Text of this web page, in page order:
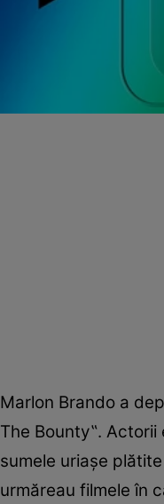
Marlon Brando a
The Bounty‟.
sumele uriașe
urmăreau filmele în